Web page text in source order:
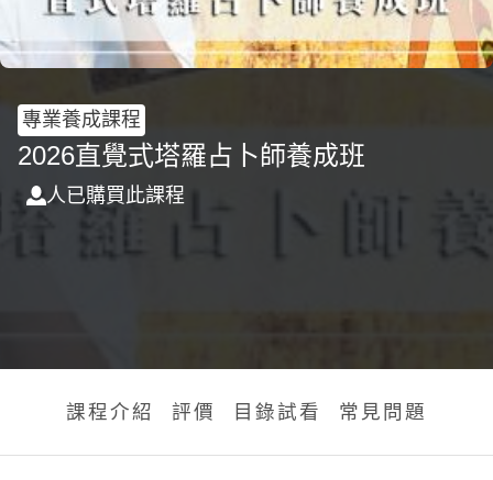
專業養成課程
2026直覺式塔羅占卜師養成班
人已購買此課程
課程介紹 評價 目錄試看 常見問題